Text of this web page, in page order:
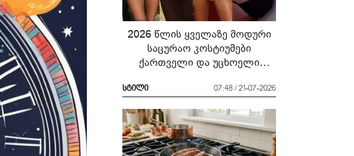
2026 წლის ყველაზე მოდური
საცურაო კოსტიუმები
ქართველი და უცხოელი
რა ჩავიცვათ სანაპიროზე?
სტილი 07:48 / 21-07-2026